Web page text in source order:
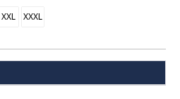
XXL XXXL